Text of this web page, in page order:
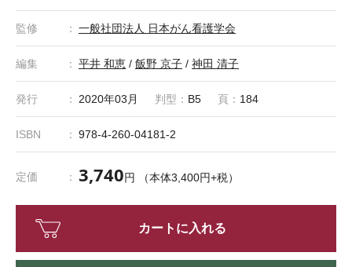
監修 一般社団法人 日本がん看護学会
編集 平井 和恵 / 飯野 京子 / 神田 清子
発行 2020年03月 判型： B5 頁： 184
ISBN 978-4-260-04181-2
定価 3,740円 （本体3,400円+税）
カートに入れる